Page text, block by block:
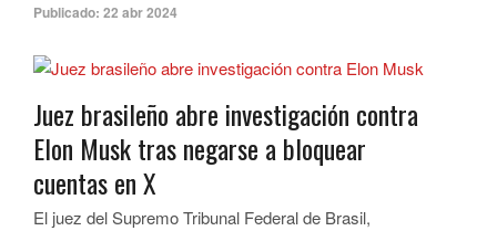
Publicado: 22 abr 2024
Juez brasileño abre investigación contra
Elon Musk tras negarse a bloquear
cuentas en X
El juez del Supremo Tribunal Federal de Brasil,